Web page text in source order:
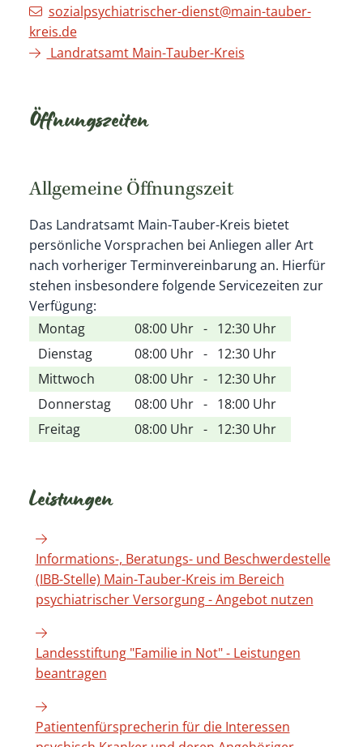
sozialpsychiatrischer-dienst@main-tauber-
kreis.de
Landratsamt Main-Tauber-Kreis
Öffnungszeiten
Allgemeine Öffnungszeit
Das Landratsamt Main-Tauber-Kreis bietet
persönliche Vorsprachen bei Anliegen aller Art
nach vorheriger Terminvereinbarung an. Hierfür
stehen insbesondere folgende Servicezeiten zur
Verfügung:
Montag
08:00 Uhr - 12:30 Uhr
Dienstag
08:00 Uhr - 12:30 Uhr
Mittwoch
08:00 Uhr - 12:30 Uhr
Donnerstag
08:00 Uhr - 18:00 Uhr
Freitag
08:00 Uhr - 12:30 Uhr
Leistungen
Informations-, Beratungs- und Beschwerdestelle
(IBB-Stelle) Main-Tauber-Kreis im Bereich
psychiatrischer Versorgung - Angebot nutzen
Landesstiftung "Familie in Not" - Leistungen
beantragen
Patientenfürsprecherin für die Interessen